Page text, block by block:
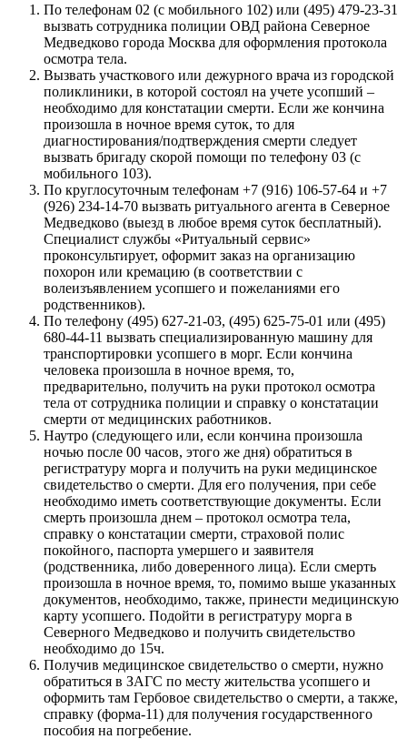
По телефонам 02 (с мобильного 102) или (495) 479-23-31
вызвать сотрудника полиции ОВД района Северное
Медведково города Москва для оформления протокола
осмотра тела.
Вызвать участкового или дежурного врача из городской
поликлиники, в которой состоял на учете усопший –
необходимо для констатации смерти. Если же кончина
произошла в ночное время суток, то для
диагностирования/подтверждения смерти следует
вызвать бригаду скорой помощи по телефону 03 (с
мобильного 103).
По круглосуточным телефонам +7 (916) 106-57-64 и +7
(926) 234-14-70 вызвать ритуального агента в Северное
Медведково (выезд в любое время суток бесплатный).
Специалист службы «Ритуальный сервис»
проконсультирует, оформит заказ на организацию
похорон или кремацию (в соответствии с
волеизъявлением усопшего и пожеланиями его
родственников).
По телефону (495) 627-21-03, (495) 625-75-01 или (495)
680-44-11 вызвать специализированную машину для
транспортировки усопшего в морг. Если кончина
человека произошла в ночное время, то,
предварительно, получить на руки протокол осмотра
тела от сотрудника полиции и справку о констатации
смерти от медицинских работников.
Наутро (следующего или, если кончина произошла
ночью после 00 часов, этого же дня) обратиться в
регистратуру морга и получить на руки медицинское
свидетельство о смерти. Для его получения, при себе
необходимо иметь соответствующие документы. Если
смерть произошла днем – протокол осмотра тела,
справку о констатации смерти, страховой полис
покойного, паспорта умершего и заявителя
(родственника, либо доверенного лица). Если смерть
произошла в ночное время, то, помимо выше указанных
документов, необходимо, также, принести медицинскую
карту усопшего. Подойти в регистратуру морга в
Северного Медведково и получить свидетельство
необходимо до 15ч.
Получив медицинское свидетельство о смерти, нужно
обратиться в ЗАГС по месту жительства усопшего и
оформить там Гербовое свидетельство о смерти, а также,
справку (форма-11) для получения государственного
пособия на погребение.